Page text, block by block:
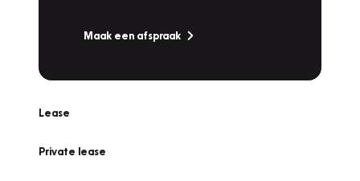
Maak een afspraak
Lease
Private lease